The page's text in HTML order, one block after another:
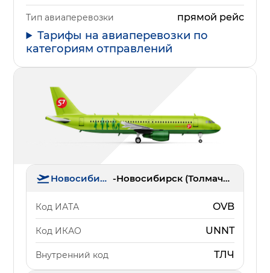
Тип авиаперевозки прямой рейс
Тарифы на авиаперевозки по
категориям отправлений
Новосибирск - Новосибирск (Толмачёво)
Код ИАТА OVB
Код ИКАО UNNT
Внутренний код ТЛЧ